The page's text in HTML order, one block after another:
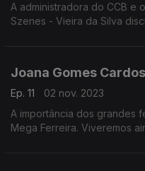
A administradora do CCB e
Szenes - Vieira da Silva
Joana Gomes
Ep. 11
02 nov. 2023
A importância dos grandes
Mega Ferreira. Viveremos